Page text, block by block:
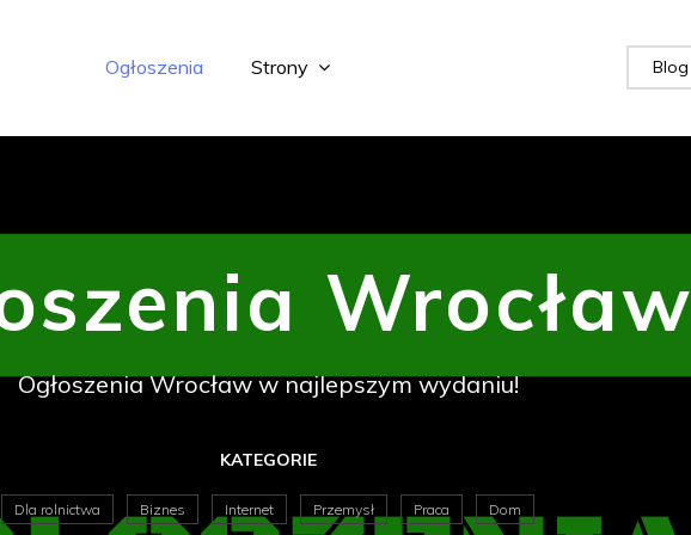
Ogłoszenia Strony Blog
Wrocław
Ogłoszenia Wrocław w najlepszym wydaniu!
KATEGORIE
Dla rolnictwa Biznes Internet Przemysł Praca Dom